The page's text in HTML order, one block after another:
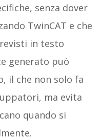
senza dover
TwinCAT e che
in testo
generato può
il che non solo fa
ma evita
quando si